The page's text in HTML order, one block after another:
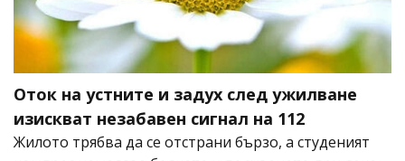
Оток на устните и задух след ужилване
изискват незабавен сигнал на 112
Жилото трябва да се отстрани бързо, а студеният